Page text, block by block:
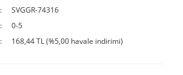
SVGGR-74316
0-5
168,44 TL (%5,00 havale indirimi)